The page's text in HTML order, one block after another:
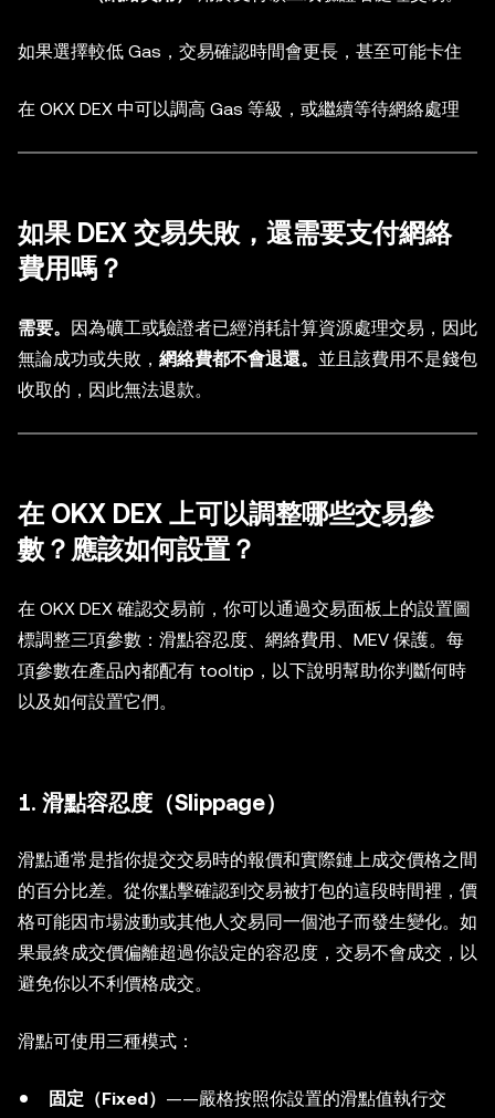
如果選擇較低 Gas，交易確認時間會更長，甚至可能卡住
在 OKX DEX 中可以調高 Gas 等級，或繼續等待網絡處理
如果 DEX 交易失敗，還需要支付網絡
費用嗎？
需要。 因為礦工或驗證者已經消耗計算資源處理交易，因此
無論成功或失敗， 網絡費都不會退還。 並且該費用不是錢包
收取的，因此無法退款。
在 OKX DEX 上可以調整哪些交易參
數？應該如何設置？
在 OKX DEX 確認交易前，你可以通過交易面板上的設置圖
標調整三項參數：滑點容忍度、網絡費用、MEV 保護。每
項參數在產品內都配有 tooltip，以下說明幫助你判斷何時
以及如何設置它們。
1. 滑點容忍度（Slippage）
滑點通常是指你提交交易時的報價和實際鏈上成交價格之間
的百分比差。從你點擊確認到交易被打包的這段時間裡，價
格可能因市場波動或其他人交易同一個池子而發生變化。如
果最終成交價偏離超過你設定的容忍度，交易不會成交，以
避免你以不利價格成交。
滑點可使用三種模式：
固定（Fixed） ——嚴格按照你設置的滑點值執行交